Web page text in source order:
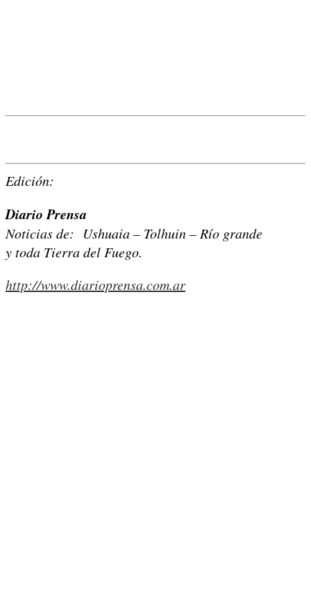
Edición:
Diario Prensa
Noticias de: Ushuaia – Tolhuin – Río grande
y toda Tierra del Fuego.
http://www.diarioprensa.com.ar